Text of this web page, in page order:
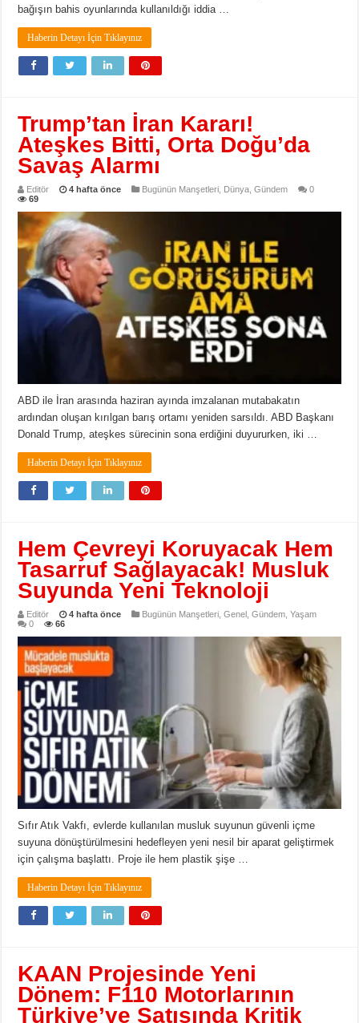
bağışın bahis oyunlarında kullanıldığı iddia …
Haberin Detayı İçin Tıklayınız
Trump’tan İran Kararı!
Ateşkes Bitti, Orta Doğu’da
Savaş Alarmı
Editör 4 hafta önce Bugünün Manşetleri Dünya ,Gündem
0
69
ABD ile İran arasında haziran ayında imzalanan mutabakatın
ardından oluşan kırılgan barış ortamı yeniden sarsıldı. ABD Başkanı
Donald Trump, ateşkes sürecinin sona erdiğini duyururken, iki …
Haberin Detayı İçin Tıklayınız
Hem Çevreyi Koruyacak Hem
Tasarruf Sağlayacak! Musluk
Suyunda Yeni Teknoloji
Editör 4 hafta önce Bugünün Manşetleri ,Genel ,Gündem ,Yaşam
0
66
Sıfır Atık Vakfı, evlerde kullanılan musluk suyunun güvenli içme
suyuna dönüştürülmesini hedefleyen yeni nesil bir aparat geliştirmek
için çalışma başlattı. Proje ile hem plastik şişe …
Haberin Detayı İçin Tıklayınız
KAAN Projesinde Yeni
Dönem: F110 Motorlarının
Türkiye’ye Satışında Kritik